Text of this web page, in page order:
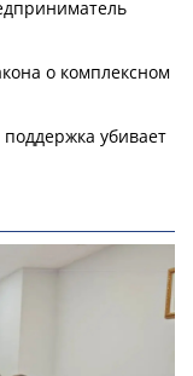
о комплексном
убивает